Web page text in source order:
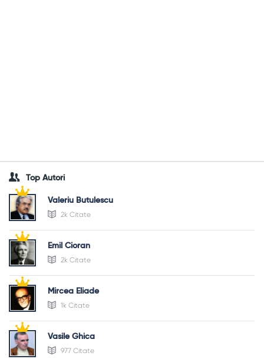
Top Autori
Valeriu Butulescu
2k Citate
Emil Cioran
2k Citate
Mircea Eliade
1k Citate
Vasile Ghica
977 Citate